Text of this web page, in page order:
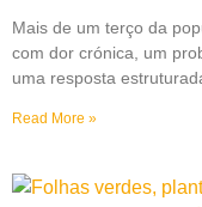
Mais de um terço da
com dor crónica, um
uma resposta
Read More »